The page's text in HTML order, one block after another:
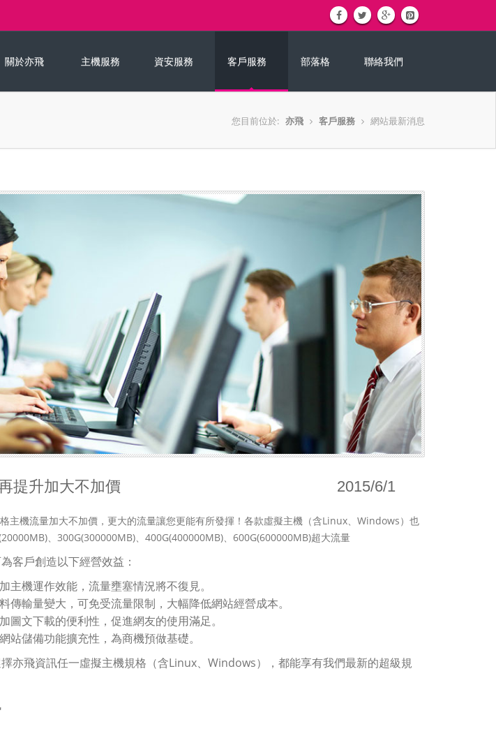
關於亦飛 主機服務 資安服務 客戶服務 部落格 聯絡我們
您目前位於: 亦飛 客戶服務 網站最新消息
提升加大不加價 2015/6/1
主機流量加大不加價，更大的流量讓您更能有所發揮！各款虛擬主機（含Linux、Windows）也
、300G(300000MB)、400G(400000MB)、600G(600000MB)超大流量
客戶創造以下經營效益：
主機運作效能，流量壅塞情況將不復見。
傳輸量變大，可免受流量限制，大幅降低網站經營成本。
圖文下載的便利性，促進網友的使用滿足。
站儲備功能擴充性，為商機預做基礎。
亦飛資訊任一虛擬主機規格（含Linux、Windows），都能享有我們最新的超級規